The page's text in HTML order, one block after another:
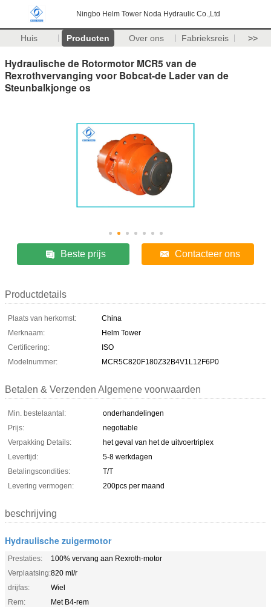
Ningbo Helm Tower Noda Hydraulic Co.,Ltd
Huis Producten Over ons Fabrieksreis >>
Hydraulische de Rotormotor MCR5 van de
Rexrothvervanging voor Bobcat-de Lader van de
Steunbalkjonge os
Beste prijs Contacteer ons
Productdetails
Plaats van herkomst:
China
Merknaam:
Helm Tower
Certificering:
ISO
Modelnummer:
MCR5C820F180Z32B4V1L12F6P0
Betalen & Verzenden Algemene voorwaarden
Min. bestelaantal:
onderhandelingen
Prijs:
negotiable
Verpakking Details:
het geval van het de uitvoertriplex
Levertijd:
5-8 werkdagen
Betalingscondities:
T/T
Levering vermogen:
200pcs per maand
beschrijving
Hydraulische zuigermotor
Prestaties:
100% vervang aan Rexroth-motor
Verplaatsing:820 ml/r
drijfas:
Wiel
Rem:
Met B4-rem